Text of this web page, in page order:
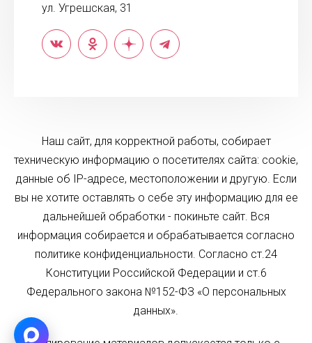
ул. Угрешская, 31
Наш сайт, для корректной работы, собирает
техническую информацию о посетителях сайта: cookie,
данные об IP-адресе, местоположении и другую. Если
вы не хотите оставлять о себе эту информацию для ее
дальнейшей обработки - покиньте сайт. Вся
информация собирается и обрабатывается согласно
политике конфиденциальности. Согласно ст.24
Конституции Российской Федерации и ст.6
Федерального закона №152-ФЗ «О персональных
данных».